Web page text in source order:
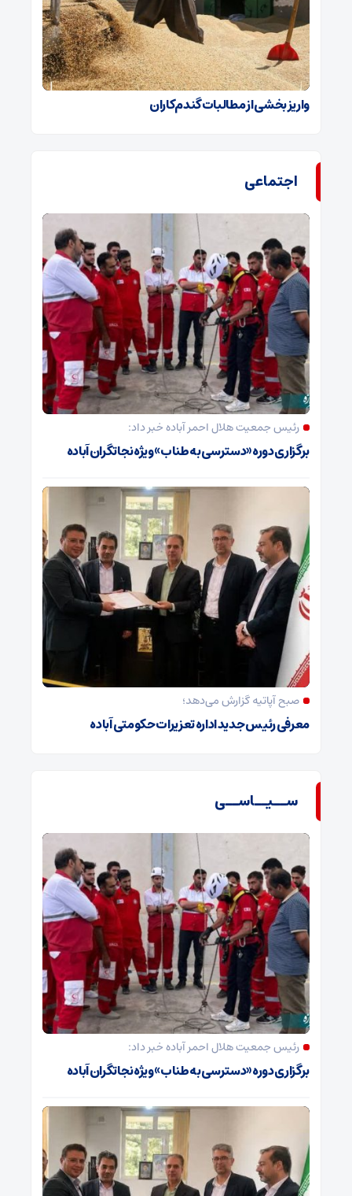
واریز بخشی از مطالبات گندم‌کاران
اجتماعی
رئیس جمعیت هلال احمر آباده خبر داد:
برگزاری دوره «دسترسی به طناب» ویژه نجاتگران آباده
صبح آپاتیه گزارش می‌دهد؛
معرفی رئیس جدید اداره تعزیرات حکومتی آباده
ســیــاســی
رئیس جمعیت هلال احمر آباده خبر داد:
برگزاری دوره «دسترسی به طناب» ویژه نجاتگران آباده